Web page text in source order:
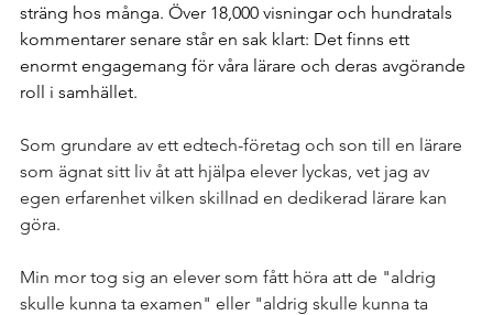
sträng hos många. Över 18,000 visningar och hundratals
kommentarer senare står en sak klart: Det finns ett
enormt engagemang för våra lärare och deras avgörande
roll i samhället.
Som grundare av ett edtech-företag och son till en lärare
som ägnat sitt liv åt att hjälpa elever lyckas, vet jag av
egen erfarenhet vilken skillnad en dedikerad lärare kan
göra.
Min mor tog sig an elever som fått höra att de "aldrig
skulle kunna ta examen" eller "aldrig skulle kunna ta